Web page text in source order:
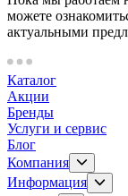
можете
актуальными
Каталог
Акции
Бренды
Услуги и сервис
Блог
Компания
Информация